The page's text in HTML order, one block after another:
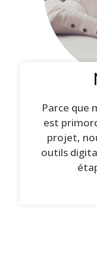
Parce que
est
projet,
outils